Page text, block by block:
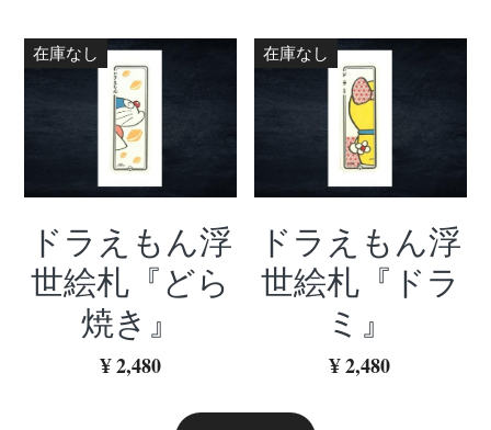
在庫なし
ドラえもん浮
世絵札『どら
焼き』
¥ 2,480
在庫なし
ドラえもん浮
世絵札『ドラ
ミ』
¥ 2,480